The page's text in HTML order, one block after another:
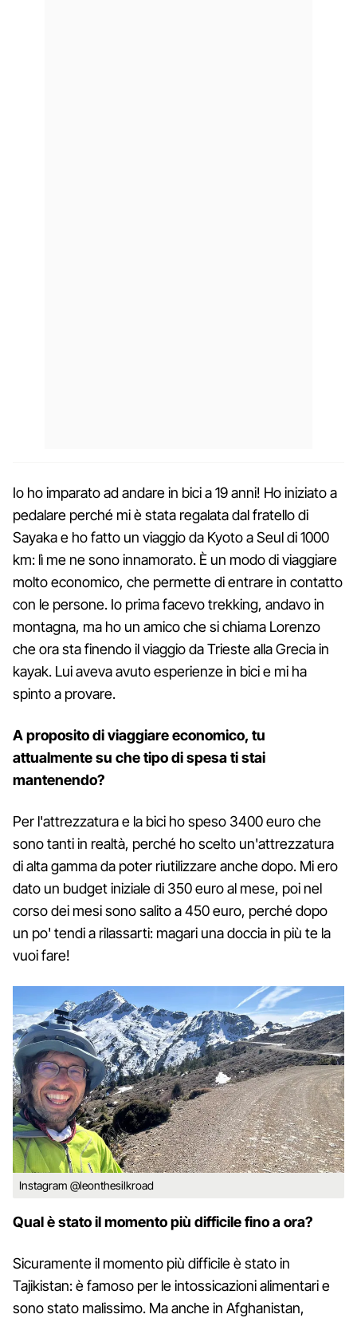
Io ho imparato ad andare in bici a 19 anni! Ho iniziato a
pedalare perché mi è stata regalata dal fratello di
Sayaka e ho fatto un viaggio da Kyoto a Seul di 1000
km: lì me ne sono innamorato. È un modo di viaggiare
molto economico, che permette di entrare in contatto
con le persone. Io prima facevo trekking, andavo in
montagna, ma ho un amico che si chiama Lorenzo
che ora sta finendo il viaggio da Trieste alla Grecia in
kayak. Lui aveva avuto esperienze in bici e mi ha
spinto a provare.
A proposito di viaggiare economico, tu
attualmente su che tipo di spesa ti stai
mantenendo?
Per l'attrezzatura e la bici ho speso 3400 euro che
sono tanti in realtà, perché ho scelto un'attrezzatura
di alta gamma da poter riutilizzare anche dopo. Mi ero
dato un budget iniziale di 350 euro al mese, poi nel
corso dei mesi sono salito a 450 euro, perché dopo
un po' tendi a rilassarti: magari una doccia in più te la
vuoi fare!
Instagram @leonthesilkroad
Qual è stato il momento più difficile fino a ora?
Sicuramente il momento più difficile è stato in
Tajikistan: è famoso per le intossicazioni alimentari e
sono stato malissimo. Ma anche in Afghanistan,